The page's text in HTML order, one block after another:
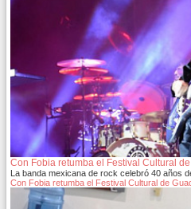
Con Fobia retumba el Festival Cultural
La banda mexicana de rock celebró 40 años
Con Fobia retumba el Festival Cultural de